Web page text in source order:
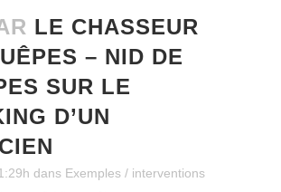
LE CHASSEUR
– NID DE
SUR LE
D’UN
dans Exemples / interventions